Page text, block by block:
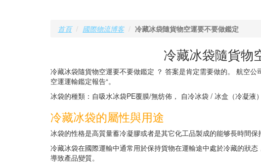
首頁 國際物流博客 冷藏冰袋隨貨物空運要不要做鑑定
冷藏冰袋隨貨物
冷藏冰袋隨貨物空運要不要做鑑定 ？ 答案是肯定需要做的。 航空
空運運輸鑑定報告“。
冰袋的種類：自吸水冰袋PE覆膜/無纺佈， 自冷冰袋 / 冰盒（冷凝液）
冷藏冰袋的屬性與用途
冰袋的性格是高質量蓄冷凝膠或者是其它化工品製成的能够長時間保
冷藏冰袋在國際運輸中通常用於保持貨物在運輸途中處於冷藏的狀
導致產品變質。